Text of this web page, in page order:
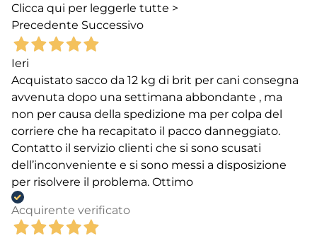
Clicca qui per leggerle tutte >
Precedente Successivo
Ieri
Acquistato sacco da 12 kg di brit per cani consegna
avvenuta dopo una settimana abbondante , ma
non per causa della spedizione ma per colpa del
corriere che ha recapitato il pacco danneggiato.
Contatto il servizio clienti che si sono scusati
dell’inconveniente e si sono messi a disposizione
per risolvere il problema. Ottimo
Acquirente verificato